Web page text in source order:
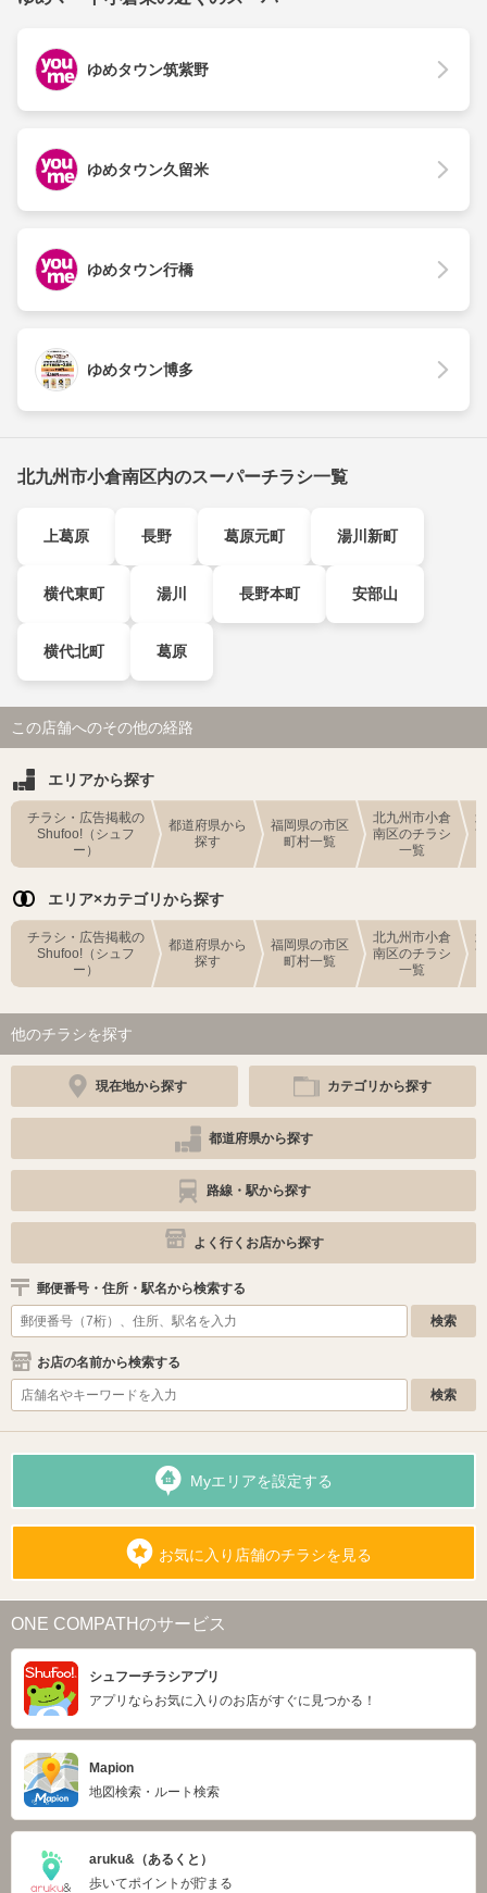
ゆめタウン筑紫野
ゆめタウン久留米
ゆめタウン行橋
ゆめタウン博多
北九州市小倉南区内のスーパーチラシ一覧
上葛原 長野 葛原元町 湯川新町
横代東町 湯川 長野本町 安部山
横代北町 葛原
この店舗へのその他の経路
エリアから探す
チラシ・広告掲載の
Shufoo!（シュフ
ー）
都道府県から
探す
福岡県の市区
町村一覧
北九州市小倉
南区のチラシ
一覧
エリア×カテゴリから探す
チラシ・広告掲載の
Shufoo!（シュフ
ー）
都道府県から
探す
福岡県の市区
町村一覧
北九州市小倉
南区のチラシ
一覧
他のチラシを探す
現在地から探す カテゴリから探す
都道府県から探す
路線・駅から探す
よく行くお店から探す
郵便番号・住所・駅名から検索する
お店の名前から検索する
Myエリアを設定する
お気に入り店舗のチラシを見る
ONE COMPATHのサービス
シュフーチラシアプリ
アプリならお気に入りのお店がすぐに見つかる！
Mapion
地図検索・ルート検索
aruku&（あるくと）
歩いてポイントが貯まる